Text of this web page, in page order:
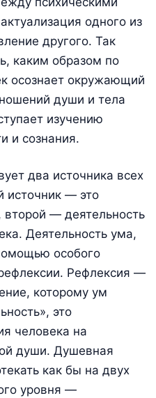
одного из
другого. Так
каким образом по
осознает окружающий
души и тела
изучению
и сознания.
два источника всех
источник — это
— деятельность
Деятельность ума,
особого
Рефлексия —
которому ум
это
человека на
души. Душевная
как бы на двух
уровня —